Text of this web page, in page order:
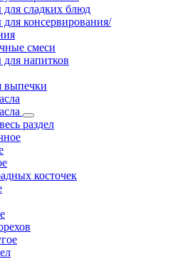
сладких блюд
консервирования/
смеси
напитков
выпечки
раздел
косточек